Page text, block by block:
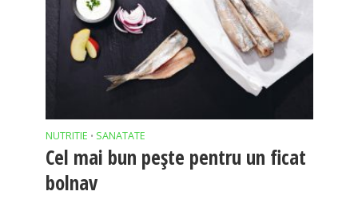
NUTRITIE • SANATATE
Cel mai bun pește pentru un ficat
bolnav